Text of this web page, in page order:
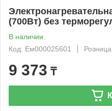
(700Вт) без
В наличии
Код: Ем000025601
Розница
9 373 ₸